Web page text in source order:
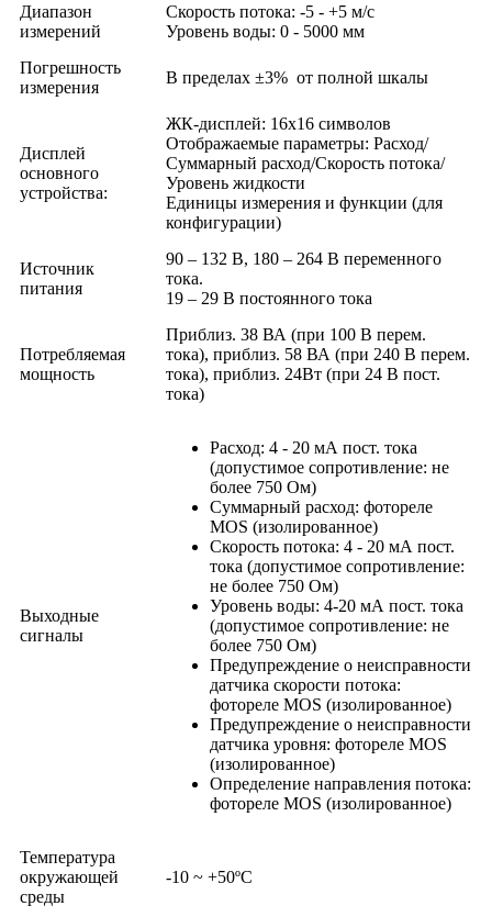
Диапазон
измерений
Скорость потока: -5 - +5 м/с
Уровень воды: 0 - 5000 мм
Погрешность
измерения
В пределах ±3% от полной шкалы
Дисплей
основного
устройства:
ЖК-дисплей: 16х16 символов
Отображаемые параметры: Расход/
Суммарный расход/Скорость потока/
Уровень жидкости
Единицы измерения и функции (для
конфигурации)
Источник
питания
90 – 132 В, 180 – 264 В переменного
тока.
19 – 29 В постоянного тока
Потребляемая
мощность
Приблиз. 38 ВА (при 100 В перем.
тока), приблиз. 58 ВА (при 240 В перем.
тока), приблиз. 24Вт (при 24 В пост.
тока)
Выходные
сигналы
Расход: 4 - 20 мА пост. тока
(допустимое сопротивление: не
более 750 Ом)
Суммарный расход: фотореле
MOS (изолированное)
Скорость потока: 4 - 20 мА пост.
тока (допустимое сопротивление:
не более 750 Ом)
Уровень воды: 4-20 мА пост. тока
(допустимое сопротивление: не
более 750 Ом)
Предупреждение о неисправности
датчика скорости потока:
фотореле MOS (изолированное)
Предупреждение о неисправности
датчика уровня: фотореле MOS
(изолированное)
Определение направления потока:
фотореле MOS (изолированное)
Температура
окружающей
среды
-10 ~ +50ºC